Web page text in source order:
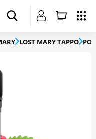
LOST MARY TAPPO